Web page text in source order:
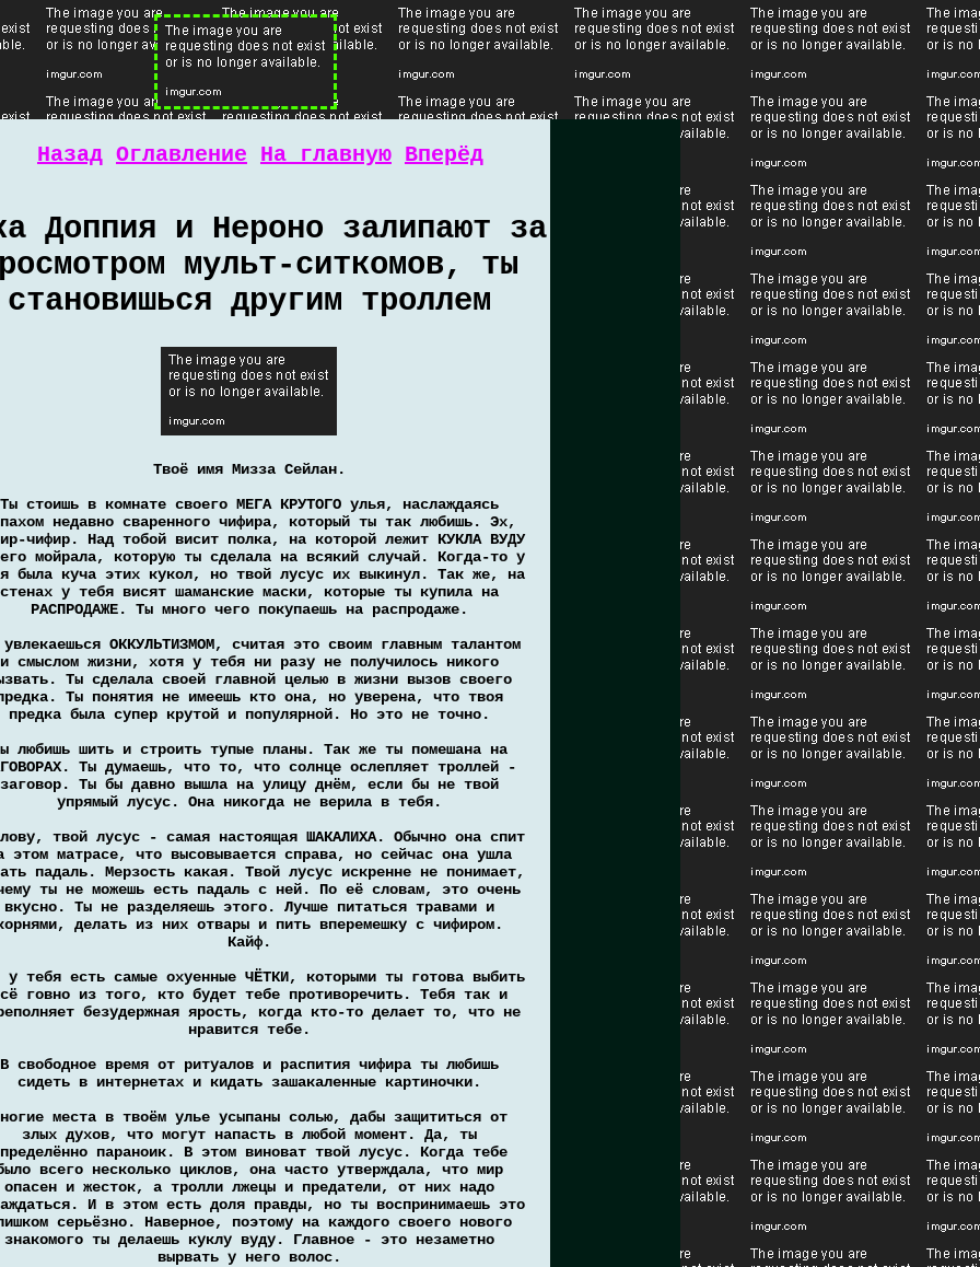
Назад Оглавление На главную Вперёд
Доппия и Нероно залипают за
мульт-ситкомов, ты
становишься другим троллем
Твоё имя Мизза Сейлан.
Ты стоишь в комнате своего МЕГА КРУТОГО улья, наслаждаясь
недавно сваренного чифира, который ты так любишь. Эх,
чифир. Над тобой висит полка, на которой лежит КУКЛА ВУДУ
мойрала, которую ты сделала на всякий случай. Когда-то у
была куча этих кукол, но твой лусус их выкинул. Так же, на
стенах у тебя висят шаманские маски, которые ты купила на
РАСПРОДАЖЕ. Ты много чего покупаешь на распродаже.
ОККУЛЬТИЗМОМ, считая это своим главным талантом
и смыслом жизни, хотя у тебя ни разу не получилось никого
Ты сделала своей главной целью в жизни вызов своего
Ты понятия не имеешь кто она, но уверена, что твоя
предка была супер крутой и популярной. Но это не точно.
любишь шить и строить тупые планы. Так же ты помешана на
Ты думаешь, что то, что солнце ослепляет троллей -
заговор. Ты бы давно вышла на улицу днём, если бы не твой
упрямый лусус. Она никогда не верила в тебя.
твой лусус - самая настоящая ШАКАЛИХА. Обычно она спит
этом матрасе, что высовывается справа, но сейчас она ушла
падаль. Мерзость какая. Твой лусус искренне не понимает,
ты не можешь есть падаль с ней. По её словам, это очень
вкусно. Ты не разделяешь этого. Лучше питаться травами и
делать из них отвары и пить вперемешку с чифиром.
Кайф.
у тебя есть самые охуенные ЧЁТКИ, которыми ты готова выбить
говно из того, кто будет тебе противоречить. Тебя так и
безудержная ярость, когда кто-то делает то, что не
нравится тебе.
В свободное время от ритуалов и распития чифира ты любишь
сидеть в интернетах и кидать зашакаленные картиночки.
места в твоём улье усыпаны солью, дабы защититься от
злых духов, что могут напасть в любой момент. Да, ты
параноик. В этом виноват твой лусус. Когда тебе
всего несколько циклов, она часто утверждала, что мир
опасен и жесток, а тролли лжецы и предатели, от них надо
И в этом есть доля правды, но ты воспринимаешь это
серьёзно. Наверное, поэтому на каждого своего нового
знакомого ты делаешь куклу вуду. Главное - это незаметно
вырвать у него волос.